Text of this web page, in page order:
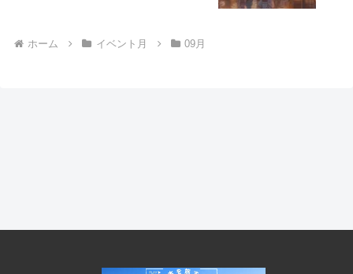
ホーム イベント月 09月